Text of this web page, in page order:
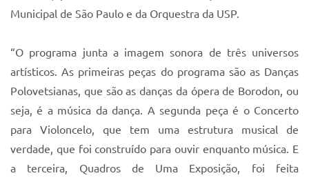
Municipal de São Paulo e da Orquestra da USP.
“O programa junta a imagem sonora de três universos
artísticos. As primeiras peças do programa são as Danças
Polovetsianas, que são as danças da ópera de Borodon, ou
seja, é a música da dança. A segunda peça é o Concerto
para Violoncelo, que tem uma estrutura musical de
verdade, que foi construído para ouvir enquanto música. E
a terceira, Quadros de Uma Exposição, foi feita